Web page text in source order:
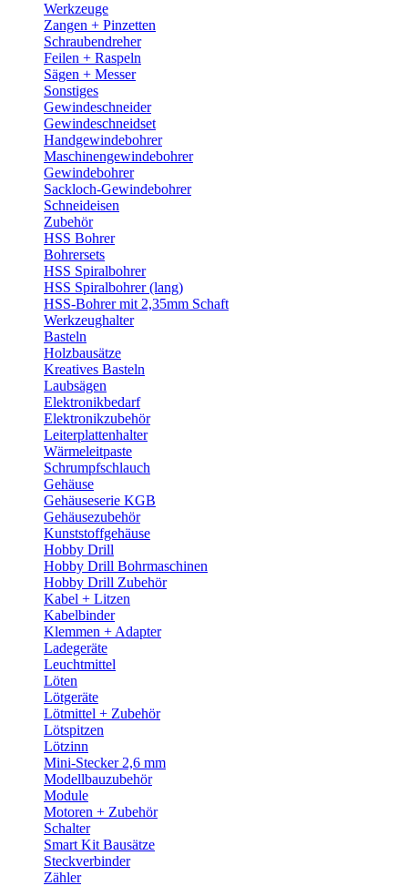
Werkzeuge
Zangen + Pinzetten
Schraubendreher
Feilen + Raspeln
Sägen + Messer
Sonstiges
Gewindeschneider
Gewindeschneidset
Handgewindebohrer
Maschinengewindebohrer
Gewindebohrer
Sackloch-Gewindebohrer
Schneideisen
Zubehör
HSS Bohrer
Bohrersets
HSS Spiralbohrer
HSS Spiralbohrer (lang)
HSS-Bohrer mit 2,35mm Schaft
Werkzeughalter
Basteln
Holzbausätze
Kreatives Basteln
Laubsägen
Elektronikbedarf
Elektronikzubehör
Leiterplattenhalter
Wärmeleitpaste
Schrumpfschlauch
Gehäuse
Gehäuseserie KGB
Gehäusezubehör
Kunststoffgehäuse
Hobby Drill
Hobby Drill Bohrmaschinen
Hobby Drill Zubehör
Kabel + Litzen
Kabelbinder
Klemmen + Adapter
Ladegeräte
Leuchtmittel
Löten
Lötgeräte
Lötmittel + Zubehör
Lötspitzen
Lötzinn
Mini-Stecker 2,6 mm
Modellbauzubehör
Module
Motoren + Zubehör
Schalter
Smart Kit Bausätze
Steckverbinder
Zähler